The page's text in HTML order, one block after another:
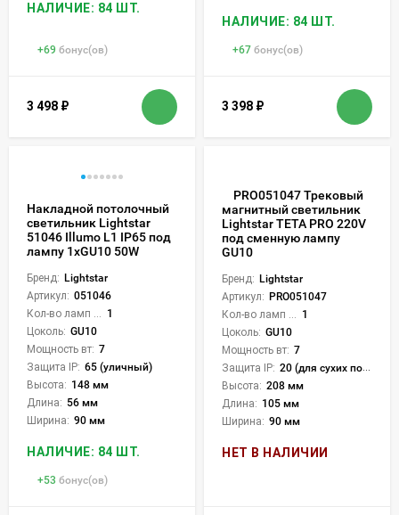
НАЛИЧИЕ: 84 ШТ.
+69 бонус(ов)
3 498 ₽
НАЛИЧИЕ: 84 ШТ.
+67 бонус(ов)
3 398 ₽
Накладной потолочный
светильник Lightstar
51046 Illumo L1 IP65 под
лампу 1xGU10 50W
Бренд: Lightstar
Артикул: 051046
1
Цоколь: GU10
Мощность вт: 7
Защита IP: 65 (уличный)
Высота: 148 мм
Длина: 56 мм
Ширина: 90 мм
НАЛИЧИЕ: 84 ШТ.
+53 бонус(ов)
PRO051047 Трековый
магнитный светильник
Lightstar TETA PRO 220V
под сменную лампу
GU10
Бренд: Lightstar
Артикул: PRO051047
Кол-во ламп или LED: 1
Цоколь: GU10
Мощность вт: 7
Защита IP: 20 (для сухих пом.)
Высота: 208 мм
Длина: 105 мм
Ширина: 90 мм
НЕТ В НАЛИЧИИ